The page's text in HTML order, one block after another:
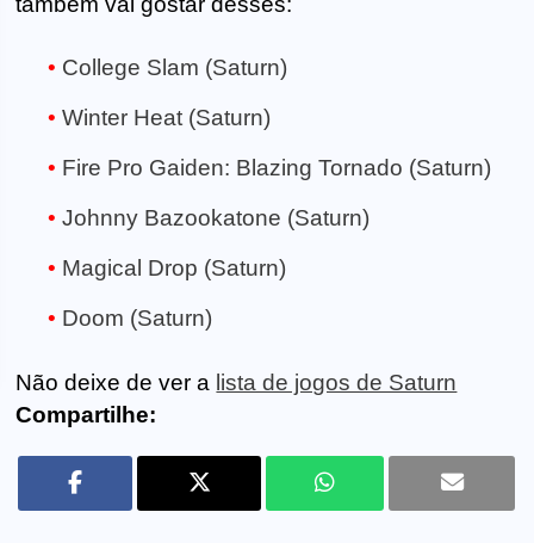
College Slam (Saturn)
Winter Heat (Saturn)
Fire Pro Gaiden: Blazing Tornado (Saturn)
Johnny Bazookatone (Saturn)
Magical Drop (Saturn)
Doom (Saturn)
Não deixe de ver a lista de jogos de Saturn
Compartilhe: